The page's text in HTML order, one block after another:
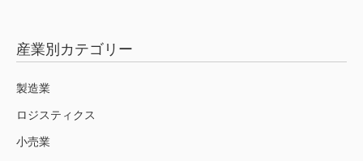
産業別カテゴリー
製造業
ロジスティクス
小売業